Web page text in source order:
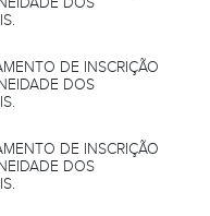
DE INSCRIÇÃO
DOS
DE INSCRIÇÃO
DOS